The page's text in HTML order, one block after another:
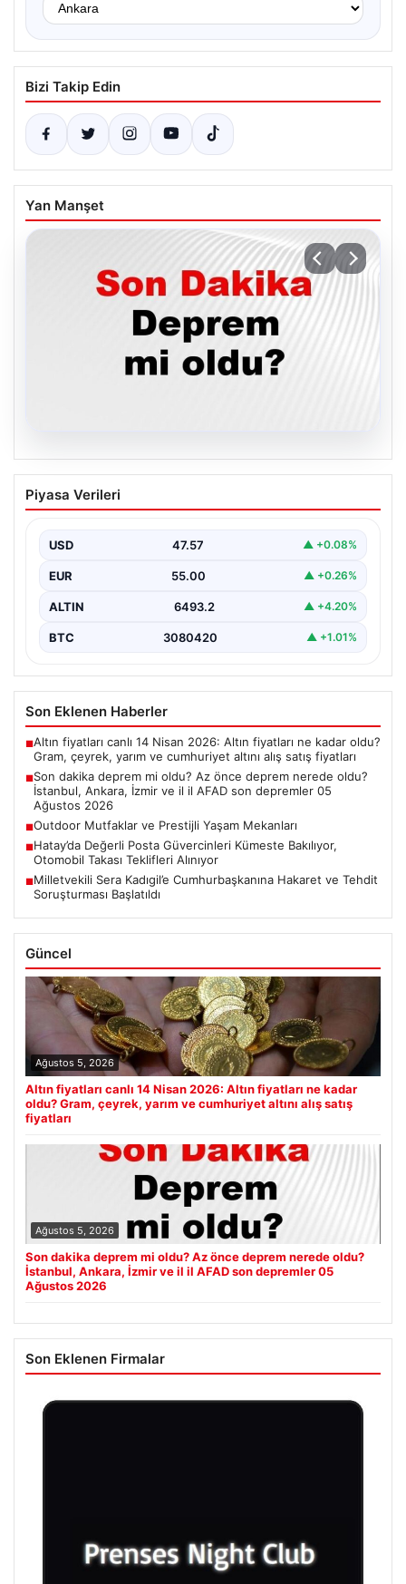
Bizi Takip Edin
Yan Manşet
Son dakika deprem mi oldu? Az önce
deprem nerede oldu? İstanbul, Ankara,
Ağustos 2026
{ “title”: “05 Ağustos 2026 Güncel Deprem Durumu ve
Son Değerlendirmeler”, “content”: “ Bugün…
Piyasa Verileri
USD 47.57 ▲ +0.08%
EUR 55.00 ▲ +0.26%
ALTIN 6493.2 ▲ +4.20%
BTC 3080420 ▲ +1.01%
Son Eklenen Haberler
■Altın fiyatları canlı 14 Nisan 2026: Altın fiyatları ne kadar oldu?
Gram, çeyrek, yarım ve cumhuriyet altını alış satış fiyatları
■Son dakika deprem mi oldu? Az önce deprem nerede oldu?
İstanbul, Ankara, İzmir ve il il AFAD son depremler 05
Ağustos 2026
■Outdoor Mutfaklar ve Prestijli Yaşam Mekanları
■Hatay’da Değerli Posta Güvercinleri Kümeste Bakılıyor,
Otomobil Takası Teklifleri Alınıyor
■Milletvekili Sera Kadıgil’e Cumhurbaşkanına Hakaret ve Tehdit
Soruşturması Başlatıldı
Güncel
Ağustos 5, 2026
Altın fiyatları canlı 14 Nisan 2026: Altın fiyatları ne kadar
oldu? Gram, çeyrek, yarım ve cumhuriyet altını alış satış
fiyatları
Ağustos 5, 2026
Son dakika deprem mi oldu? Az önce deprem nerede oldu?
İstanbul, Ankara, İzmir ve il il AFAD son depremler 05
Ağustos 2026
Son Eklenen Firmalar